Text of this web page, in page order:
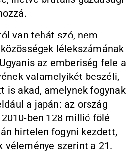
van tehát szó, nem
lélekszámának
az emberiség fele a
valamelyikét beszéli,
is akad, amelynek fogynak
a japán: az ország
ben 128 millió fölé
hirtelen fogyni kezdett,
véleménye szerint a 21.